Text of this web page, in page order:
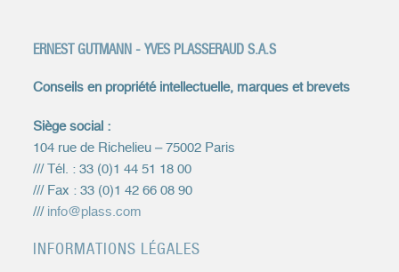
ERNEST GUTMANN - YVES PLASSERAUD S.A.S
Conseils en propriété intellectuelle, marques et brevets
Siège social :
104 rue de Richelieu – 75002 Paris
/// Tél. : 33 (0)1 44 51 18 00
/// Fax : 33 (0)1 42 66 08 90
/// info@plass.com
INFORMATIONS LÉGALES